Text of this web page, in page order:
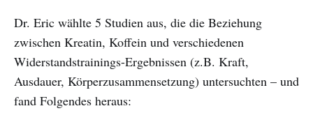
Dr. Eric wählte 5 Studien aus, die die Beziehung
zwischen Kreatin, Koffein und verschiedenen
Widerstandstrainings-Ergebnissen (z.B. Kraft,
Ausdauer, Körperzusammensetzung) untersuchten – und
fand Folgendes heraus: